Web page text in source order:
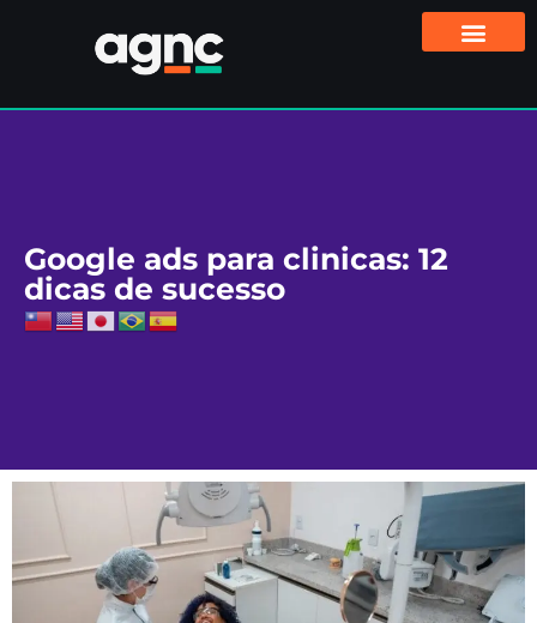
Google ads para clinicas: 12
dicas de sucesso